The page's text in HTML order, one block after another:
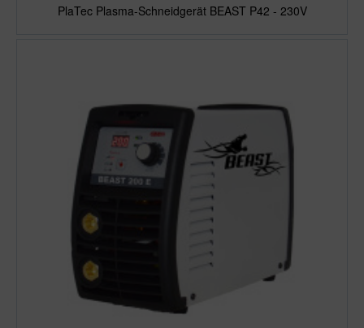
PlaTec Plasma-Schneidgerät BEAST P42 - 230V